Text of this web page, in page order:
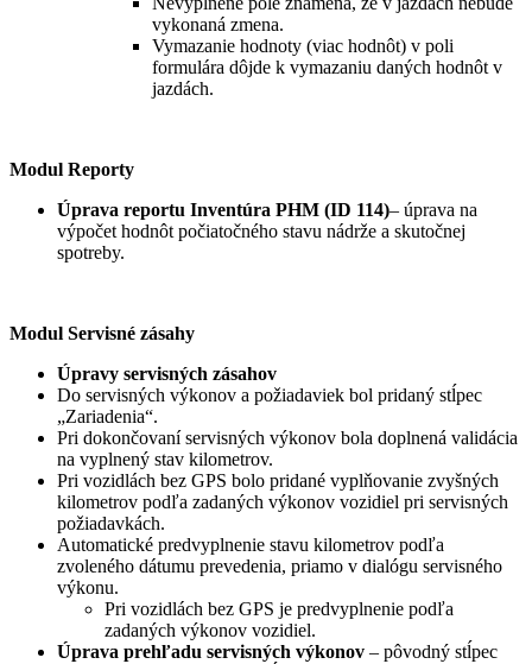
vykonaná zmena.
Vymazanie hodnoty (viac hodnôt) v poli
formulára dôjde k vymazaniu daných hodnôt v
jazdách.
Modul Reporty
Úprava reportu Inventúra PHM (ID 114)– úprava na
výpočet hodnôt počiatočného stavu nádrže a skutočnej
spotreby.
Modul Servisné zásahy
Úpravy servisných zásahov
Do servisných výkonov a požiadaviek bol pridaný stĺpec
„Zariadenia“.
Pri dokončovaní servisných výkonov bola doplnená validácia
na vyplnený stav kilometrov.
Pri vozidlách bez GPS bolo pridané vyplňovanie zvyšných
kilometrov podľa zadaných výkonov vozidiel pri servisných
požiadavkách.
Automatické predvyplnenie stavu kilometrov podľa
zvoleného dátumu prevedenia, priamo v dialógu servisného
výkonu.
Pri vozidlách bez GPS je predvyplnenie podľa
zadaných výkonov vozidiel.
Úprava prehľadu servisných výkonov – pôvodný stĺpec